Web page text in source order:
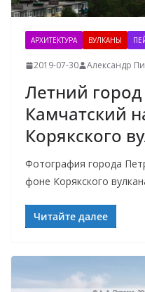
АРХИТЕКТУРА ВУЛКАНЫ
2019-07-30 Александр
Летний
Камчатский
Корякского
Фотография города
фоне Корякского
Читайте далее